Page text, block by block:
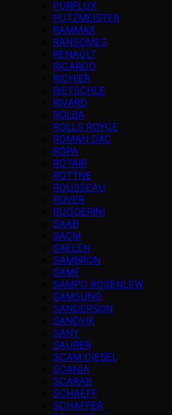
PURFLUX
PUTZMEISTER
RAMMAX
RANSOMES
RENAULT
RICARDO
RICHIER
RIETSCHLE
RIVARD
ROLBA
ROLLS ROYCE
ROMAN DAC
ROPA
ROTAIR
ROTTNE
ROUSSEAU
ROVER
RUGGERINI
SAAB
SACM
SAELEN
SAMBRON
SAME
SAMPO ROSENLEW
SAMSUNG
SANDERSON
SANDVIK
SANY
SAURER
SCAM DIESEL
SCANIA
SCARAB
SCHAEFF
SCHAFFER